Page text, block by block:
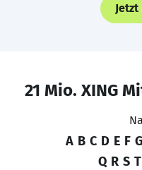
21 Mio. XING
A B C D E F G
Q R S T